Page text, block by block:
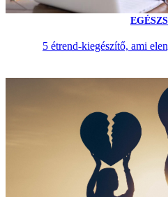
5 étrend-kiegészítő, ami